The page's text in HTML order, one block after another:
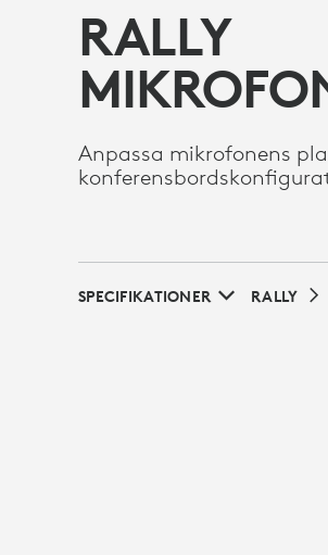
RALLY
Anpassa mikrofonens
SPECIFIKATIONER RALLY